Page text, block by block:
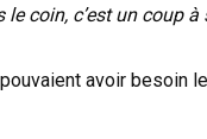
coin, c’est un coup
avoir besoin